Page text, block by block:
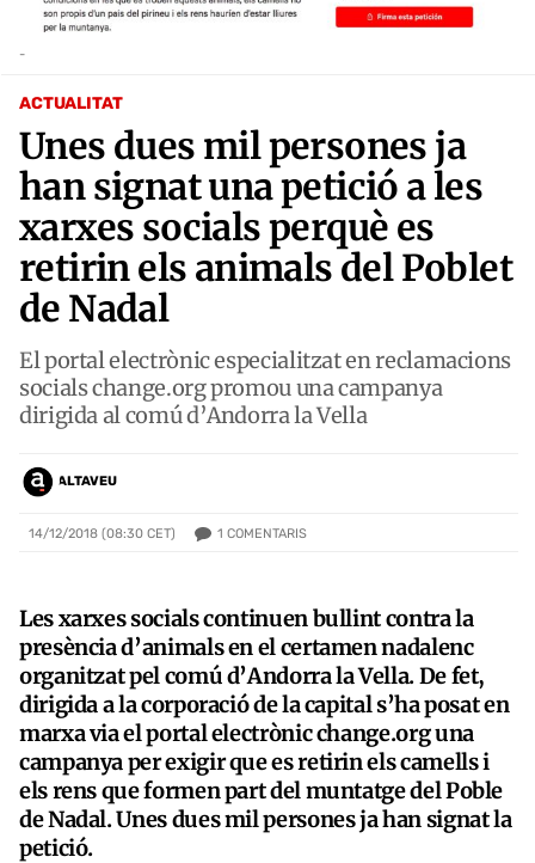
ACTUALITAT
Unes dues mil persones ja
han signat una petició a les
xarxes socials perquè es
retirin els animals del Poblet
de Nadal
El portal electrònic especialitzat en reclamacions
socials change.org promou una campanya
dirigida al comú d’Andorra la Vella
ALTAVEU
14/12/2018 (08:30 CET) 1 COMENTARIS
-
Les xarxes socials continuen bullint contra la
presència d’animals en el certamen nadalenc
organitzat pel comú d’Andorra la Vella. De fet,
dirigida a la corporació de la capital s’ha posat en
marxa via el portal electrònicchange.orguna
campanya per exigir que es retirin els camells i
els rens que formen part del muntatge del Poble
de Nadal. Unes dues mil persones ja han signat la
petició.